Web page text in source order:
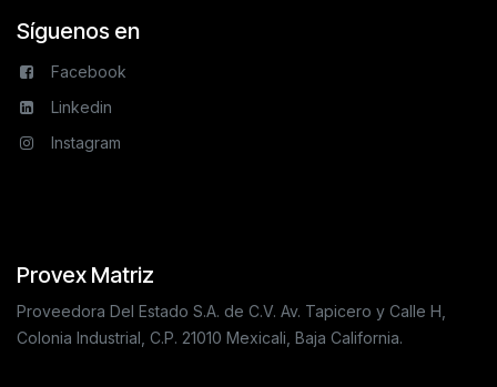
Síguenos en
Facebook
Linkedin
Instagram
Provex Matriz
Proveedora Del Estado S.A. de C.V. Av. Tapicero y Calle H,
Colonia Industrial, C.P. 21010 Mexicali, Baja California.